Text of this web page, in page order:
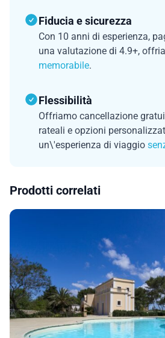
Fiducia e sicurezza
Con 10 anni di esperienza,
una valutazione di 4.9+,
memorabile.
Flessibilità
Offriamo cancellazione
rateali e opzioni
un\'esperienza di viaggio
Prodotti correlati